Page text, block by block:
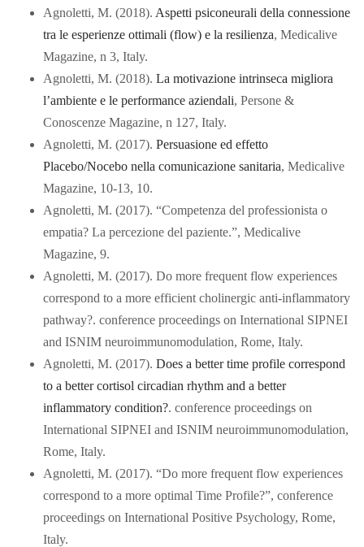
Agnoletti, M. (2018). Aspetti psiconeurali della connessione
tra le esperienze ottimali (flow) e la resilienza, Medicalive
Magazine, n 3, Italy.
Agnoletti, M. (2018).La motivazione intrinseca migliora
l’ambiente e le performance aziendali, Persone &
Conoscenze Magazine, n 127, Italy.
Agnoletti, M. (2017).Persuasione ed effetto
Placebo/Nocebo nella comunicazione sanitaria, Medicalive
Magazine, 10-13, 10.
Agnoletti, M. (2017). “Competenza del professionista o
empatia? La percezione del paziente.”, Medicalive
Magazine, 9.
Agnoletti, M. (2017). Do more frequent flow experiences
correspond to a more efficient cholinergic anti-inflammatory
pathway?. conference proceedings on International SIPNEI
and ISNIM neuroimmunomodulation, Rome, Italy.
Agnoletti, M. (2017).Does a better time profile correspond
to a better cortisol circadian rhythm and a better
inflammatory condition?. conference proceedings on
International SIPNEI and ISNIM neuroimmunomodulation,
Rome, Italy.
Agnoletti, M. (2017). “Do more frequent flow experiences
correspond to a more optimal Time Profile?”, conference
proceedings on International Positive Psychology, Rome,
Italy.